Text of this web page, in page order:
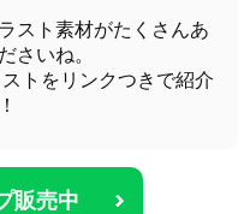
スト素材がたくさんあ
さいね。
トをリンクつきで紹介
販売中